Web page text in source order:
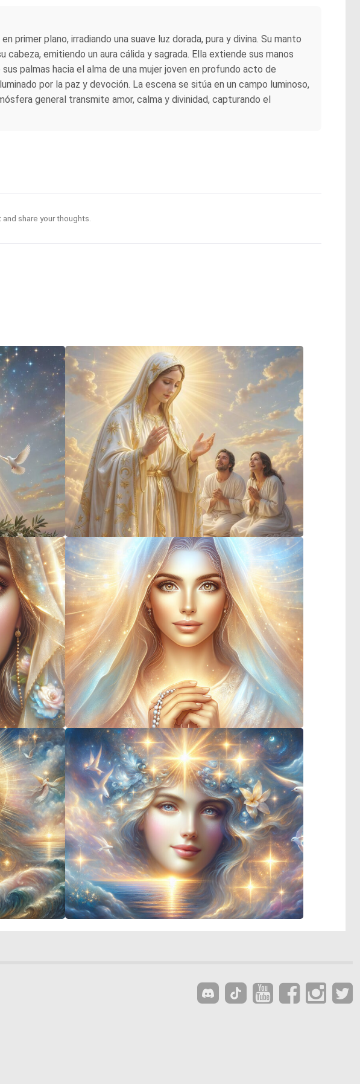
plano, irradiando una suave luz dorada, pura y divina. Su manto
emitiendo un aura cálida y sagrada. Ella extiende sus manos
palmas hacia el alma de una mujer joven en profundo acto de
por la paz y devoción. La escena se sitúa en un campo luminoso,
general transmite amor, calma y divinidad, capturando el
share your thoughts.